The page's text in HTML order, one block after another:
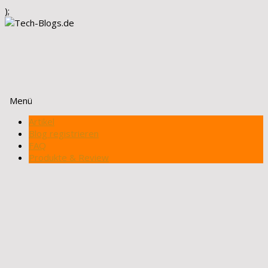
);
Menü
Zum
Inhalt
springen
Artikel
Blog registrieren
FAQ
Produkte & Review